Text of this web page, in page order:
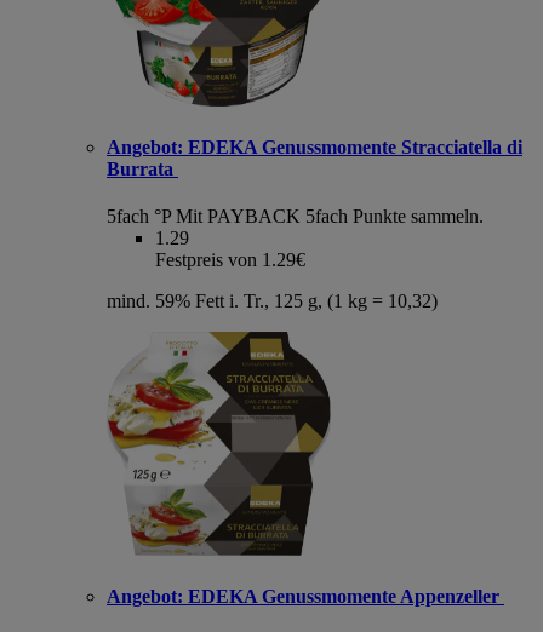
Angebot: EDEKA Genussmomente Stracciatella di
Burrata
5fach °P Mit PAYBACK 5fach Punkte sammeln.
1.29
Festpreis von 1.29€
mind. 59% Fett i. Tr., 125 g, (1 kg = 10,32)
Angebot: EDEKA Genussmomente Appenzeller